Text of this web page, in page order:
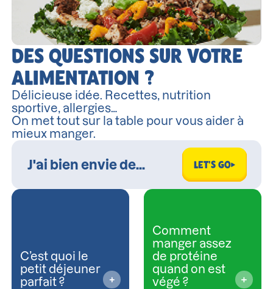
DES QUESTIONS SUR VOTRE
ALIMENTATION ?
Délicieuse idée. Recettes, nutrition
sportive, allergies…
On met tout sur la table pour vous aider à
mieux manger.
LET'S GO
C’est quoi le
petit déjeuner
parfait ?
Comment
manger assez
de protéine
quand on est
végé ?